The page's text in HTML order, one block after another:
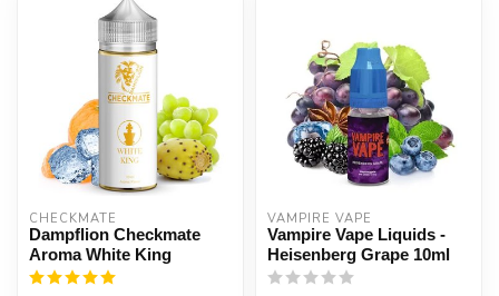
CHECKMATE
Dampflion Checkmate
Aroma White King
VAMPIRE VAPE
Vampire Vape Liquids -
Heisenberg Grape 10ml